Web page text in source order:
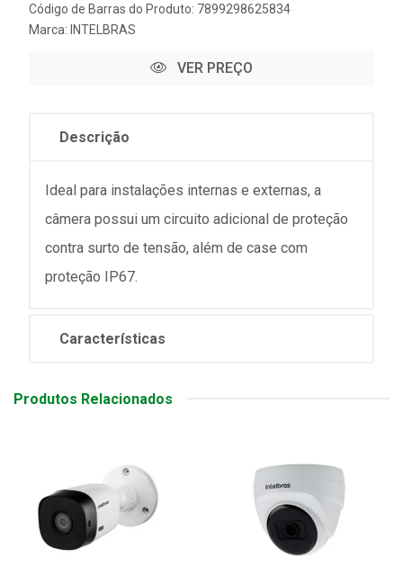
Código de Barras do Produto: 7899298625834
Marca: INTELBRAS
VER PREÇO
Descrição
Ideal para instalações internas e externas, a
câmera possui um circuito adicional de proteção
contra surto de tensão, além de case com
proteção IP67.
Características
Produtos Relacionados